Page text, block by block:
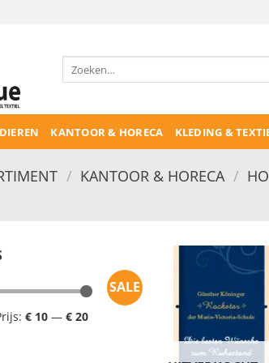
Zoeken
naar:
KANTOOR & HORECA KLEDING &
/ KANTOOR & HORECA /
€ 10 — € 20
SALE